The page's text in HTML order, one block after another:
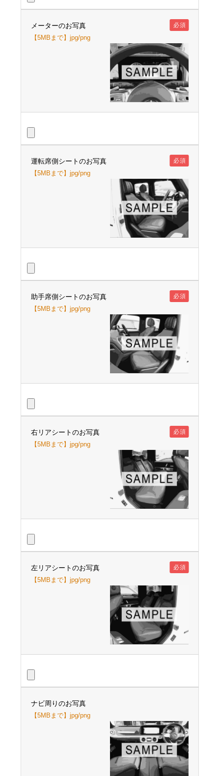
メーターのお写真 必須
【5MBまで】jpg/png
運転席側シートのお写真 必須
【5MBまで】jpg/png
助手席側シートのお写真 必須
【5MBまで】jpg/png
右リアシートのお写真 必須
【5MBまで】jpg/png
左リアシートのお写真 必須
【5MBまで】jpg/png
ナビ周りのお写真
【5MBまで】jpg/png